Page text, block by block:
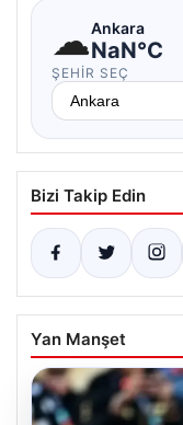
☁Ankara
NaN°C
ŞEHIR SEÇ
Bizi Takip Edin
Yan Manşet